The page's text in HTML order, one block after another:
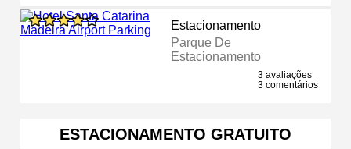
Estacionamento
Parque De
Estacionamento
3 avaliações
3 comentários
ESTACIONAMENTO GRATUITO